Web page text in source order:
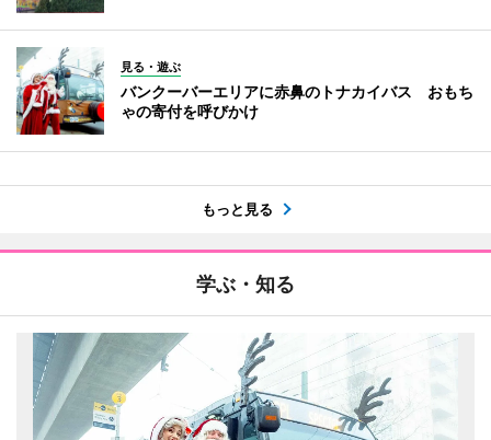
見る・遊ぶ
バンクーバーエリアに赤鼻のトナカイバス おもち
ゃの寄付を呼びかけ
もっと見る
学ぶ・知る